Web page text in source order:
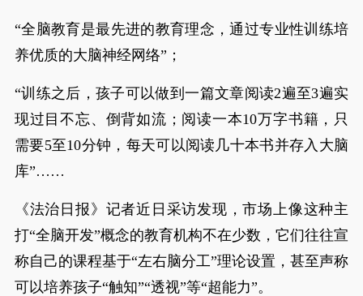
“全脑教育是最先进的教育理念，通过专业性训练培
养优质的大脑神经网络”；
“训练之后，孩子可以做到一篇文章阅读2遍至3遍实
现过目不忘、倒背如流；阅读一本10万字书籍，只
需要5至10分钟，每天可以阅读几十本书并存入大脑
库”……
《法治日报》记者近日采访发现，市场上像这种主
打“全脑开发”概念的教育机构不在少数，它们往往宣
称自己的课程基于“左右脑分工”理论设置，甚至声称
可以培养孩子“触知”“透视”等“超能力”。